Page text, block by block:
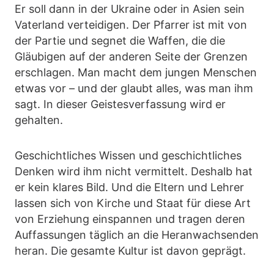
Er soll dann in der Ukraine oder in Asien sein
Vaterland verteidigen. Der Pfarrer ist mit von
der Partie und segnet die Waffen, die die
Gläubigen auf der anderen Seite der Grenzen
erschlagen. Man macht dem jungen Menschen
etwas vor – und der glaubt alles, was man ihm
sagt. In dieser Geistesverfassung wird er
gehalten.
Geschichtliches Wissen und geschichtliches
Denken wird ihm nicht vermittelt. Deshalb hat
er kein klares Bild. Und die Eltern und Lehrer
lassen sich von Kirche und Staat für diese Art
von Erziehung einspannen und tragen deren
Auffassungen täglich an die Heranwachsenden
heran. Die gesamte Kultur ist davon geprägt.